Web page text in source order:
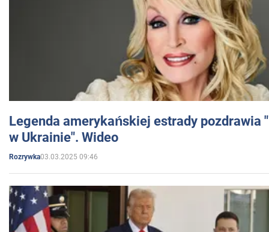
Legenda amerykańskiej estrady pozdrawia
w Ukrainie". Wideo
Rozrywka03.03.2025 09:46